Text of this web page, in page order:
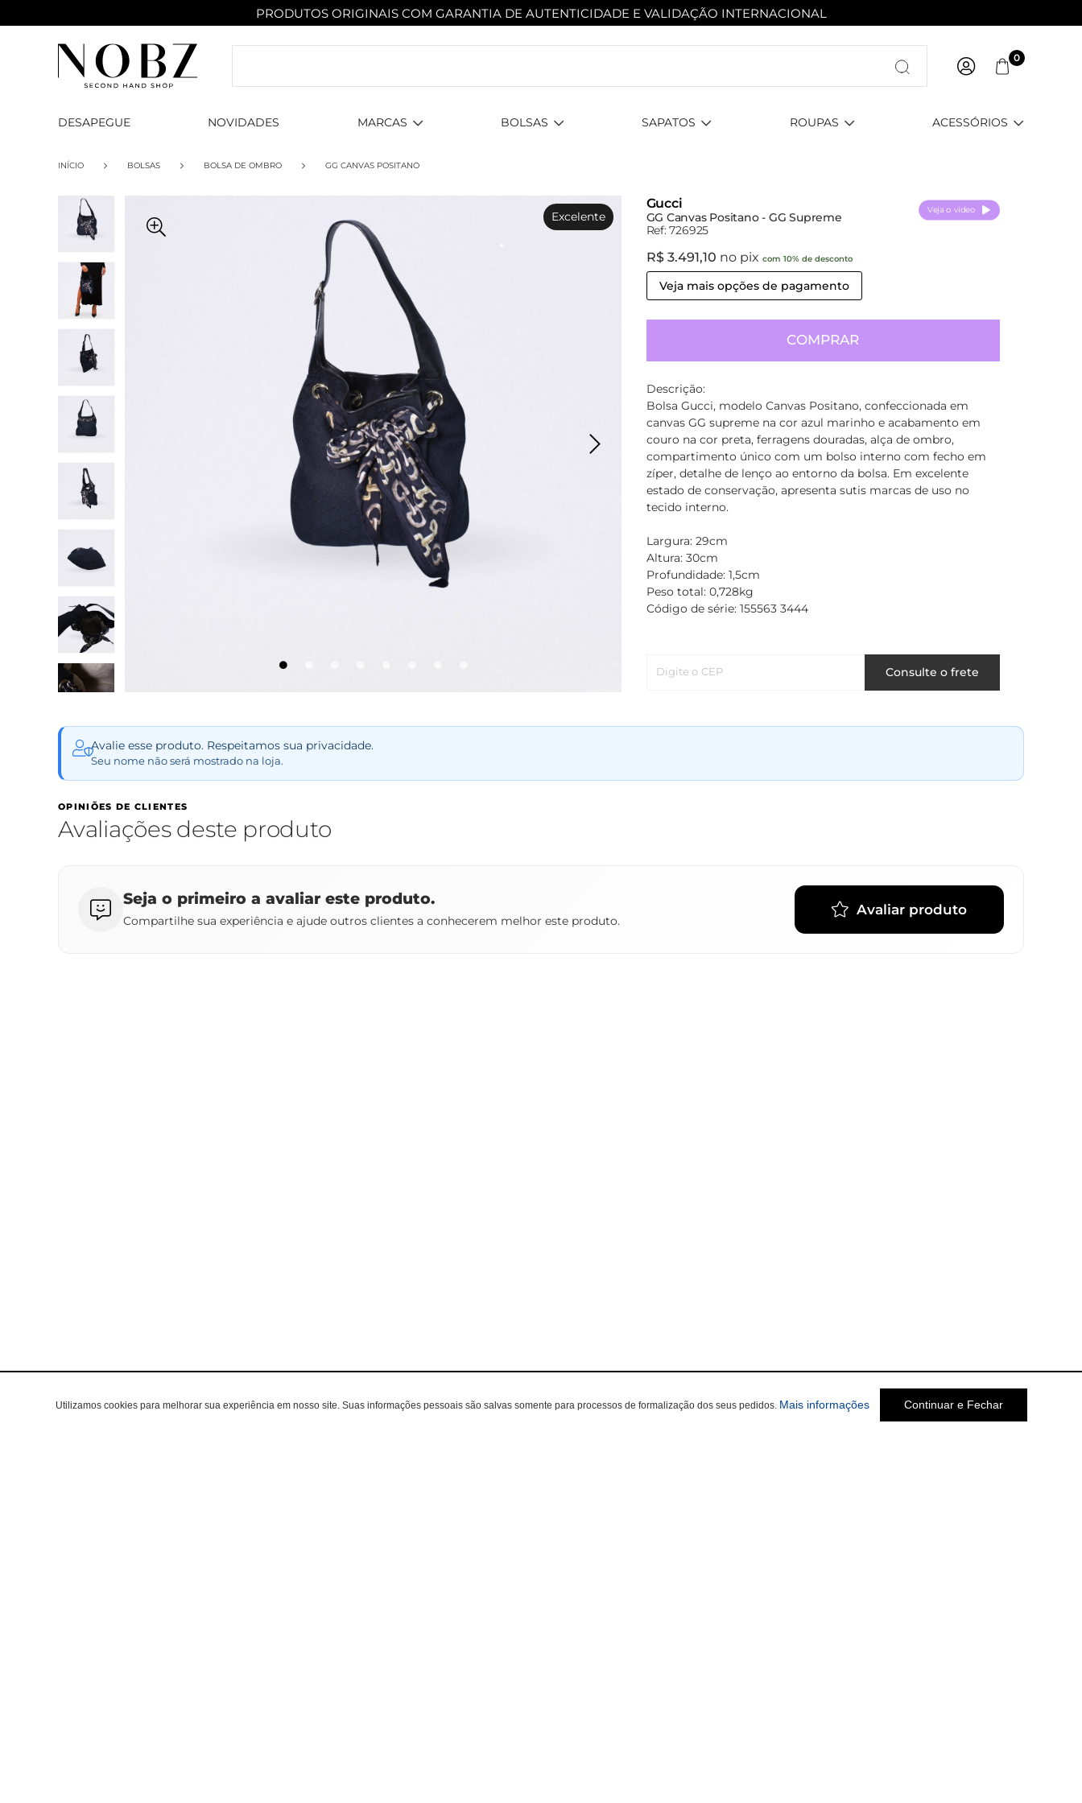
Entre com email ou cpf/cnpj
PRODUTOS ORIGINAIS COM GARANTIA DE AUTENTICIDADE E VALIDAÇÃO INTERNACIONAL
0
DESAPEGUE NOVIDADES MARCAS BOLSAS SAPATOS ROUPAS ACESSÓRIOS
INÍCIO BOLSAS BOLSA DE OMBRO GG CANVAS POSITANO
Excelente
Gucci
GG Canvas Positano - GG Supreme
Ref: 726925
Veja o vídeo
R$ 3.491,10 no pix com 10% de desconto
Veja mais opções de pagamento
COMPRAR
Descrição:
Bolsa Gucci, modelo Canvas Positano, confeccionada em
canvas GG supreme na cor azul marinho e acabamento em
couro na cor preta, ferragens douradas, alça de ombro,
compartimento único com um bolso interno com fecho em
zíper, detalhe de lenço ao entorno da bolsa. Em excelente
estado de conservação, apresenta sutis marcas de uso no
tecido interno.
Largura: 29cm
Altura: 30cm
Profundidade: 1,5cm
Peso total: 0,728kg
Código de série: 155563 3444
Digite o CEP Consulte o frete
Avalie esse produto. Respeitamos sua privacidade.
Seu nome não será mostrado na loja.
OPINIÕES DE CLIENTES
Avaliações deste produto
Seja o primeiro a avaliar este produto.
Compartilhe sua experiência e ajude outros clientes a conhecerem melhor este produto.
Avaliar produto
Utilizamos cookies para melhorar sua experiência em nosso site. Suas informações pessoais são salvas somente para processos de formalização dos seus pedidos. Mais informações Continuar e Fechar